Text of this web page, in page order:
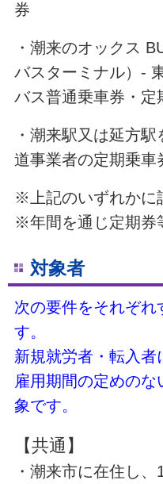
券
・潮来のオックス
バスターミナル）-
バス普通乗車券・定
・潮来駅又は延方
道事業者の定期乗車
※上記のいずれかに
※年間を通じ定期券
対象者
次の要件をそれぞ
す。
新規就労者・転入
雇用期間の定めの
象です。
【共通】
・潮来市に在住し